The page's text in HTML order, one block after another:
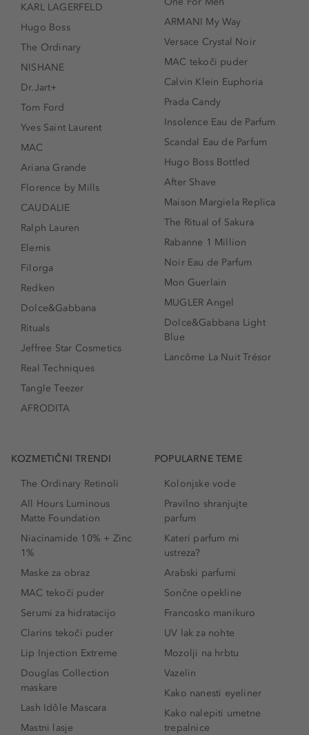
KARL LAGERFELD
Hugo Boss
The Ordinary
NISHANE
Dr.Jart+
Tom Ford
Yves Saint Laurent
MAC
Ariana Grande
Florence by Mills
CAUDALIE
Ralph Lauren
Elemis
Filorga
Redken
Dolce&Gabbana
Rituals
Jeffree Star Cosmetics
Real Techniques
Tangle Teezer
AFRODITA
ARMANI My Way
Versace Crystal Noir
MAC tekoči puder
Calvin Klein Euphoria
Prada Candy
Insolence Eau de Parfum
Scandal Eau de Parfum
Hugo Boss Bottled
After Shave
Maison Margiela Replica
The Ritual of Sakura
Rabanne 1 Million
Noir Eau de Parfum
Mon Guerlain
MUGLER Angel
Dolce&Gabbana Light
Blue
Lancôme La Nuit Trésor
KOZMETIČNI TRENDI
The Ordinary Retinoli
All Hours Luminous
Matte Foundation
Niacinamide 10% + Zinc
1%
Maske za obraz
MAC tekoči puder
Serumi za hidratacijo
Clarins tekoči puder
Lip Injection Extreme
Douglas Collection
maskare
Lash Idôle Mascara
Mastni lasje
POPULARNE TEME
Kolonjske vode
Pravilno shranjujte
parfum
Kateri parfum mi
ustreza?
Arabski parfumi
Sončne opekline
Francosko manikuro
UV lak za nohte
Mozolji na hrbtu
Vazelin
Kako nanesti eyeliner
Kako nalepiti umetne
trepalnice